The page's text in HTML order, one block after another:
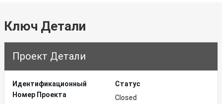
Ключ Детали
Проект Детали
Идентификационный
Hомер Проекта
Статус
Closed